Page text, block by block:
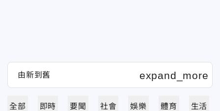
全部 即時 要聞 社會 娛樂 體育 生活